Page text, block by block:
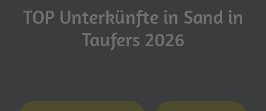
TOP Unterkünfte in Sand in
Taufers 2026